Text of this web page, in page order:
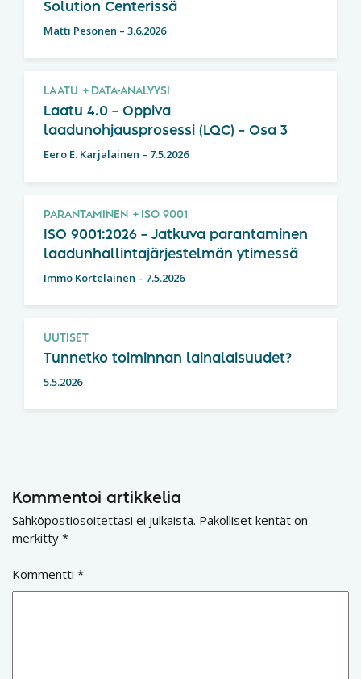
Solution Centerissä
Matti Pesonen – 3.6.2026
LAATU DATA-ANALYYSI
Laatu 4.0 – Oppiva
laadunohjausprosessi (LQC) – Osa 3
Eero E. Karjalainen – 7.5.2026
PARANTAMINEN ISO 9001
ISO 9001:2026 – Jatkuva parantaminen
laadunhallintajärjestelmän ytimessä
Immo Kortelainen – 7.5.2026
UUTISET
Tunnetko toiminnan lainalaisuudet?
5.5.2026
Kommentoi artikkelia
Sähköpostiosoitettasi ei julkaista. Pakolliset kentät on
merkitty *
Kommentti *